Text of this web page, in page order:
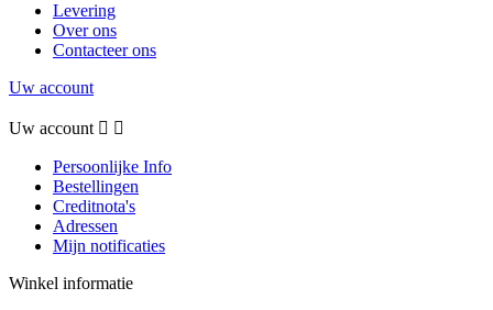
Levering
Over ons
Contacteer ons
Uw account
Uw account  
Persoonlijke Info
Bestellingen
Creditnota's
Adressen
Mijn notificaties
Winkel informatie